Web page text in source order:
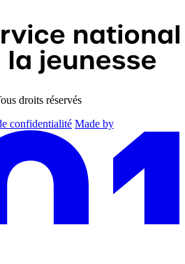
droits réservés
confidentialité Made by